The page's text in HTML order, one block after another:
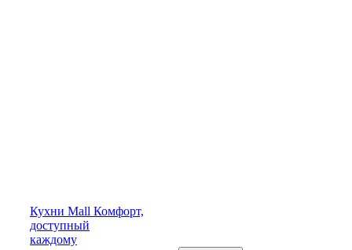
Кухни Mall Комфорт,
доступный
каждому